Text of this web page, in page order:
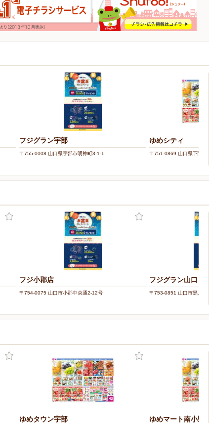
フジグラン宇部
〒755-0008 山口県宇部市明神町3-1-1
ゆめシティ
〒751-0869 山口県下関市
フジ小郡店
〒754-0075 山口市小郡中央通2-12号
フジグラン山口
〒753-0851 山口市黒川
ゆめタウン宇部 ゆめマート南小野田